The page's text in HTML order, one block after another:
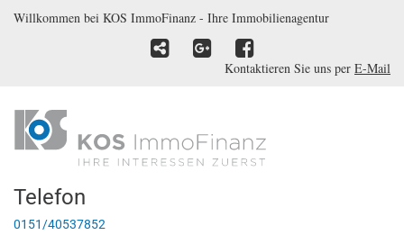
Willkommen bei KOS ImmoFinanz - Ihre Immobilienagentur
Kontaktieren Sie uns per E-Mail
Telefon
0151/40537852